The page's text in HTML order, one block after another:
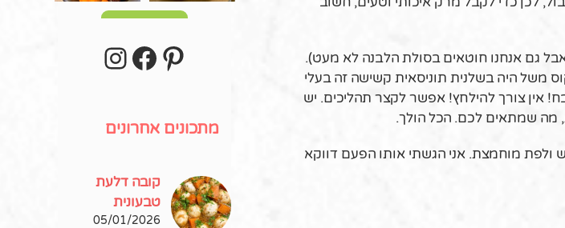
גם אנחנו חוטאים בסולת הלבנה לא מעט).
משל היה בשלנית תוניסאית קשישה זה בעלי
אין צורך להילחץ! אפשר לקצר תהליכים. יש
מה שמתאים לכם. הכל הולך.
ולפת מוחמצת. אני הגשתי אותו הפעם דווקא
Pinterest
מתכונים אחרונים
קובה דלעת
טבעונית
05/01/2026